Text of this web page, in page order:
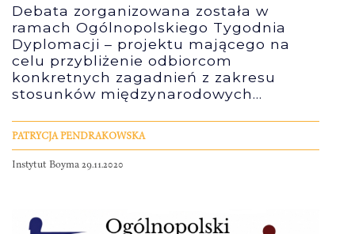
Debata zorganizowana została w
ramach Ogólnopolskiego Tygodnia
Dyplomacji – projektu mającego na
celu przybliżenie odbiorcom
konkretnych zagadnień z zakresu
stosunków międzynarodowych...
PATRYCJA PENDRAKOWSKA
Instytut Boyma 29.11.2020